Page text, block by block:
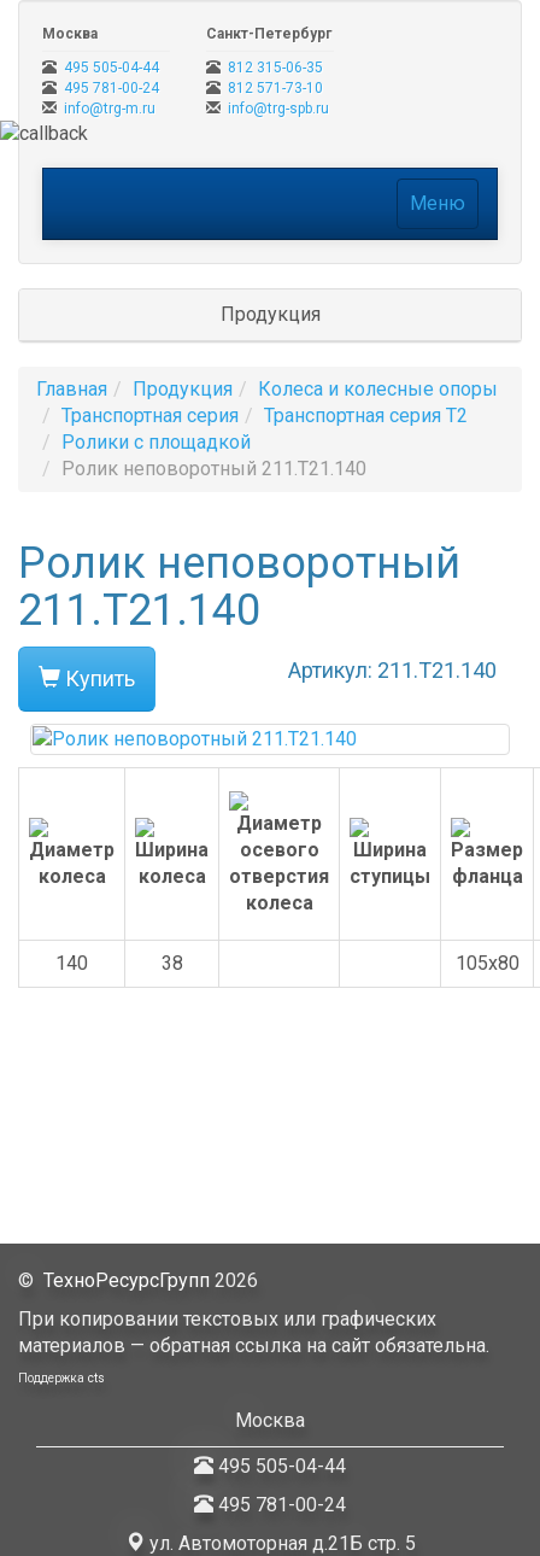
Москва
495 505-04-44
495 781-00-24
info@trg-m.ru
Санкт-Петербург
812 315-06-35
812 571-73-10
info@trg-spb.ru
Меню
Продукция
Главная Продукция
Колеса и колесные опоры
Транспортная серия
Транспортная серия T2
Ролики с площадкой
Ролик неповоротный 211.Т21.140
Ролик неповоротный
211.Т21.140
Купить Артикул: 211.Т21.140
140 38 105x80
© ТехноРесурсГрупп 2026
При копировании текстовых или графических
материалов — обратная ссылка на сайт обязательна.
Поддержка cts
Москва
495 505-04-44
495 781-00-24
ул. Автомоторная д.21Б стр. 5